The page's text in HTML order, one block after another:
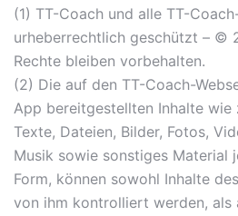
(1) TT-Coach und alle TT-
urheberrechtlich geschützt – ©
Rechte bleiben vorbehalten.
(2) Die auf den TT-Coach-
App bereitgestellten Inhalte wie
Texte, Dateien, Bilder, Fotos,
Musik sowie sonstiges Material
Form, können sowohl Inhalte
von ihm kontrolliert werden, als